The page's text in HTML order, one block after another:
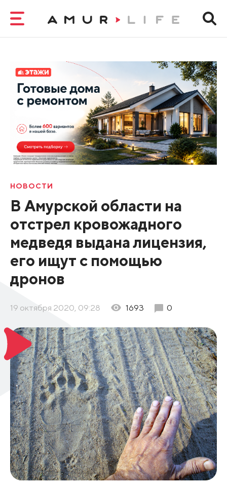
НОВОСТИ
В Амурской области на
отстрел кровожадного
медведя выдана лицензия,
его ищут с помощью
дронов
19 октября 2020, 09:28 1693 0